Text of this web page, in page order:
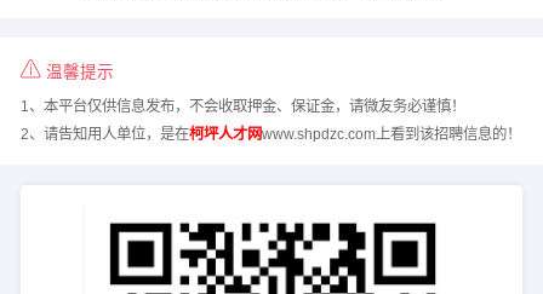
温馨提示
1、本平台仅供信息发布，不会收取押金、保证金，请微友务必谨慎！
2、请告知用人单位，是在柯坪人才网www.shpdzc.com上看到该招聘信息的！